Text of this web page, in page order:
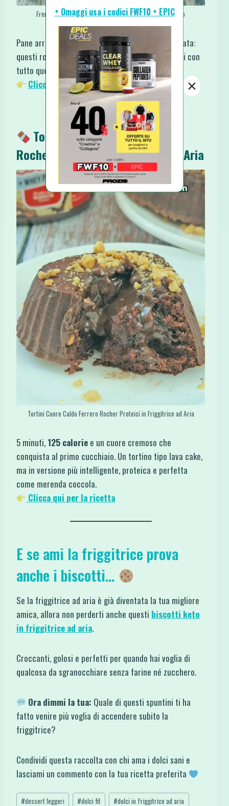
French Toast Rolls Rotolini Dolci e Ripieni di Pane al Forno
Pane arrotolato, ripieno cremoso e superficie dorata:
questi rotolini sono golosi, facili e personalizzabili con
tutto quello che ami, dal cioccolato allo yogurt.
Clicca qui per la ricetta
Tortini Cuore Caldo Ferrero
Rocher Proteici in Friggitrice ad Aria
Tortini Cuore Caldo Ferrero Rocher Proteici in Friggitrice ad Aria
5 minuti, 125 calorie e un cuore cremoso che
conquista al primo cucchiaio. Un tortino tipo lava cake,
ma in versione più intelligente, proteica e perfetta
come merenda coccola.
Clicca qui per la ricetta
E se ami la friggitrice prova
anche i biscotti…
Se la friggitrice ad aria è già diventata la tua migliore
amica, allora non perderti anche questi biscotti keto
in friggitrice ad aria.
Croccanti, golosi e perfetti per quando hai voglia di
qualcosa da sgranocchiare senza farine né zucchero.
Ora dimmi la tua: Quale di questi spuntini ti ha
fatto venire più voglia di accendere subito la
friggitrice?
Condividi questa raccolta con chi ama i dolci sani e
lasciami un commento con la tua ricetta preferita
Tag
#dessert leggeri #dolci fit #dolci in friggitrice ad aria
+ Omaggi usa i codici FWF10 + EPIC
×